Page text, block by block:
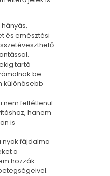
és emésztési
tartó
be
különösebb
nem feltétlenül
hanem
is
nyak fájdalma
a
hozzák